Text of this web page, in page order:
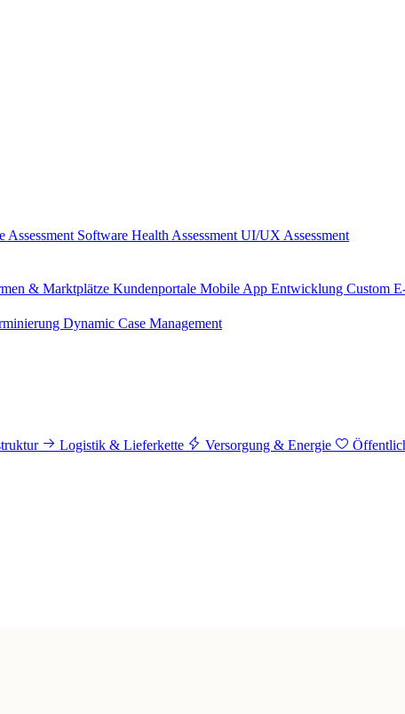
Assessment Software Health Assessment UI/UX Assessment
& Marktplätze Kundenportale Mobile App Entwicklung Custom
Dynamic Case Management
Logistik & Lieferkette Versorgung & Energie